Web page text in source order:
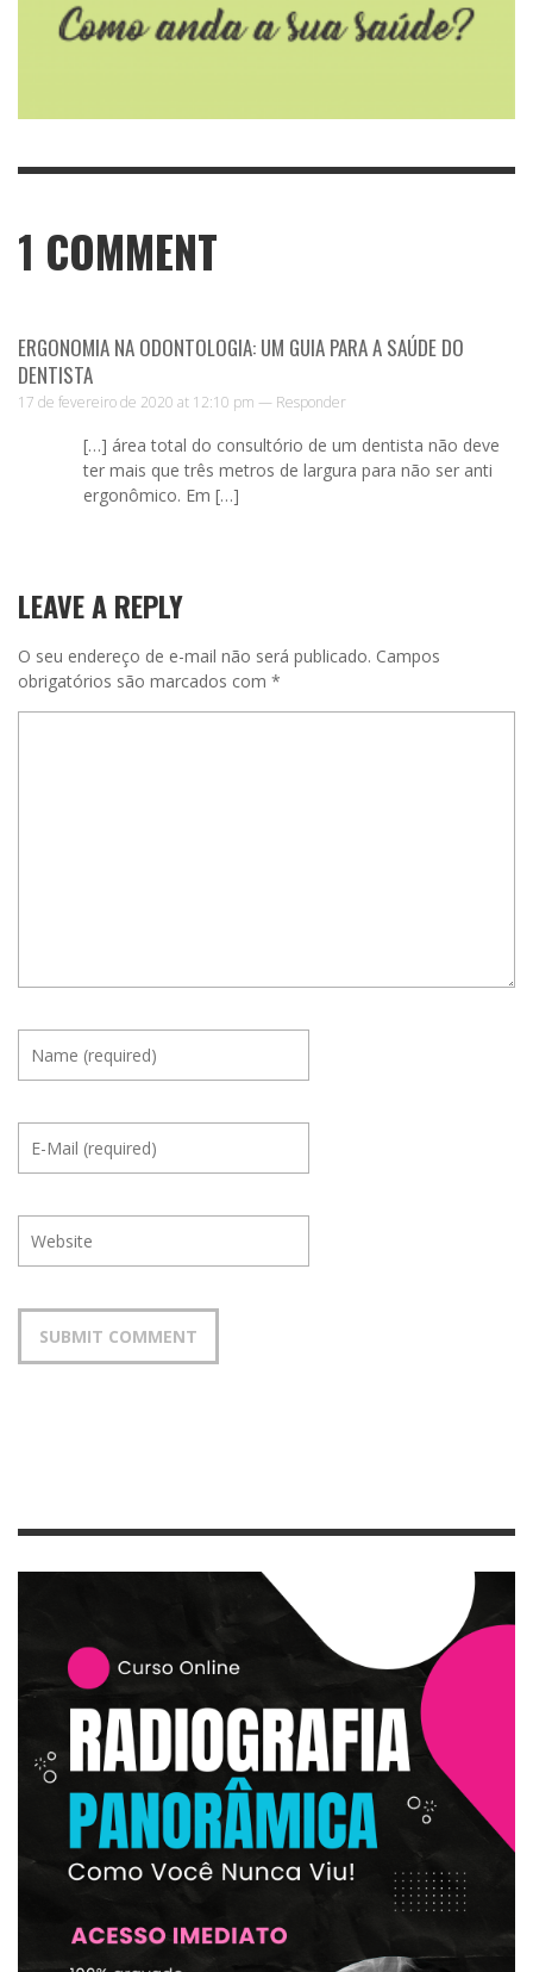
1 COMMENT
ERGONOMIA NA ODONTOLOGIA: UM GUIA PARA A SAÚDE DO
DENTISTA
17 de fevereiro de 2020 at 12:10 pm — Responder
[…] área total do consultório de um dentista não deve
ter mais que três metros de largura para não ser anti
ergonômico. Em […]
LEAVE A REPLY
O seu endereço de e-mail não será publicado. Campos
obrigatórios são marcados com *